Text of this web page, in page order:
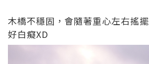
木橋不穩固，會隨著重心左右搖擺
好白癡XD